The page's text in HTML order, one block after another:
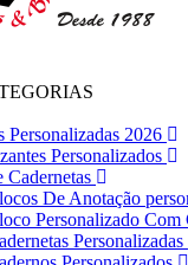
Personalizadas 2026
Personalizados
Cadernetas
De Anotação
Personalizado Com
Personalizadas